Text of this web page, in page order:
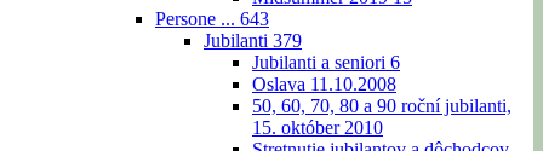
Persone ... 643
Jubilanti 379
Jubilanti a seniori 6
Oslava 11.10.2008
50, 60, 70, 80 a 90 roční jubilanti,
15. október 2010